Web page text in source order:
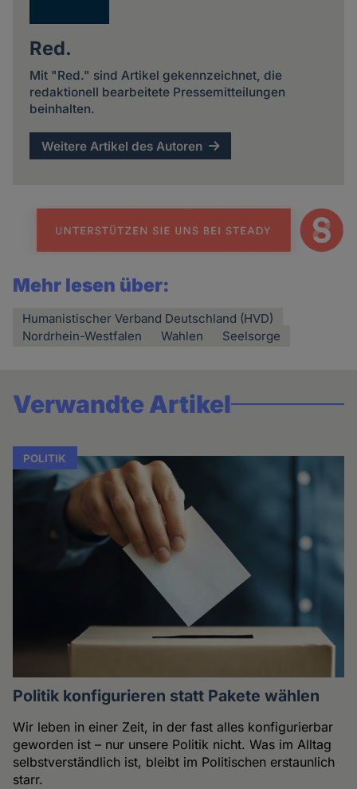
Red.
Mit "Red." sind Artikel gekennzeichnet, die
redaktionell bearbeitete Pressemitteilungen
beinhalten.
Weitere Artikel des Autoren
Mehr lesen über:
Humanistischer Verband Deutschland (HVD)
Nordrhein-Westfalen
Wahlen Seelsorge
Verwandte Artikel
POLITIK
Politik konfigurieren statt Pakete wählen
Wir leben in einer Zeit, in der fast alles konfigurierbar
geworden ist – nur unsere Politik nicht. Was im Alltag
selbstverständlich ist, bleibt im Politischen erstaunlich
starr.